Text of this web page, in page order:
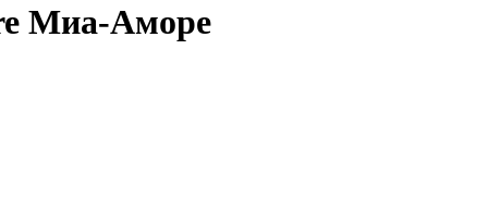
Миа-Аморе